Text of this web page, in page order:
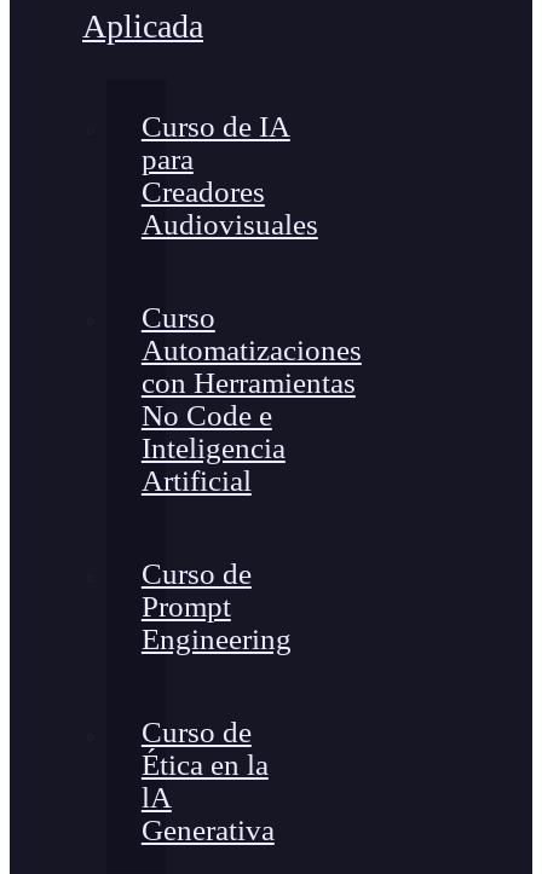
Aplicada
Curso de IA
para
Creadores
Audiovisuales
Curso
Automatizaciones
con Herramientas
No Code e
Inteligencia
Artificial
Curso de
Prompt
Engineering
Curso de
Ética en la
lA
Generativa